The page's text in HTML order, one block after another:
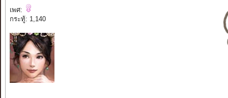
เพศ:
กระทู้: 1,140